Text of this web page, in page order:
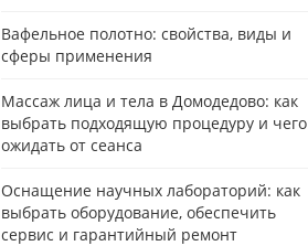
Вафельное полотно: свойства, виды и
сферы применения
Массаж лица и тела в Домодедово: как
выбрать подходящую процедуру и чего
ожидать от сеанса
Оснащение научных лабораторий: как
выбрать оборудование, обеспечить
сервис и гарантийный ремонт